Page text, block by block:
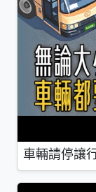
車輛請停讓